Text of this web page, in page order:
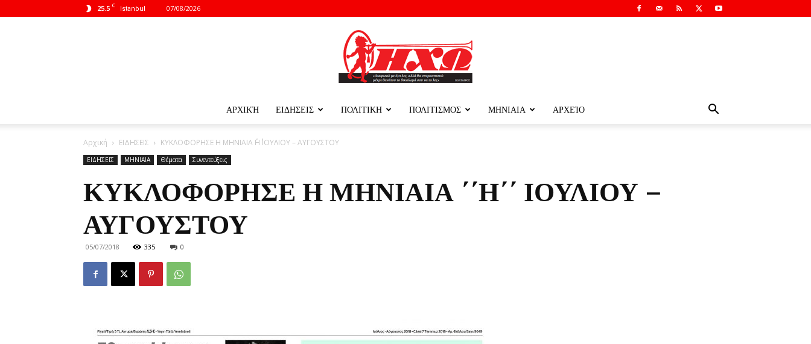
25.5 C Istanbul 07/08/2026
ΤΗΣ
ΑΡΧΙΚΉ ΕΙΔΗΣΕΙΣ ΠΟΛΙΤΙΚΗ ΠΟΛΙΤΙΣΜΟΣ ΜΗΝΙΑΙΑ ΑΡΧΕΊΟ
Αρχική ΕΙΔΗΣΕΙΣ ΚΥΚΛΟΦΟΡΗΣΕ Η ΜΗΝΙΑΙΑ ΄΄Η΄΄ ΙΟΥΛΙΟΥ – ΑΥΓΟΥΣΤΟΥ
ΕΙΔΗΣΕΙΣ ΜΗΝΙΑΙΑ Θέματα Συνεντεύξεις
ΚΥΚΛΟΦΟΡΗΣΕ Η ΜΗΝΙΑΙΑ ΄΄Η΄΄ ΙΟΥΛΙΟΥ –
ΑΥΓΟΥΣΤΟΥ
05/07/2018 335 0